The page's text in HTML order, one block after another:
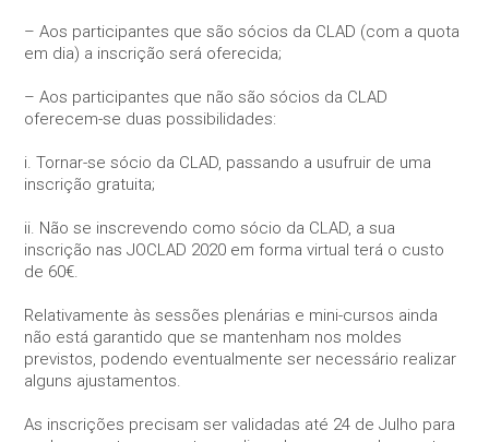
– Aos participantes que são sócios da CLAD (com a quota
em dia) a inscrição será oferecida;
– Aos participantes que não são sócios da CLAD
oferecem-se duas possibilidades:
i. Tornar-se sócio da CLAD, passando a usufruir de uma
inscrição gratuita;
ii. Não se inscrevendo como sócio da CLAD, a sua
inscrição nas JOCLAD 2020 em forma virtual terá o custo
de 60€.
Relativamente às sessões plenárias e mini-cursos ainda
não está garantido que se mantenham nos moldes
previstos, podendo eventualmente ser necessário realizar
alguns ajustamentos.
As inscrições precisam ser validadas até 24 de Julho para
Marketing
your
interests
and
you visit our
site, you
chance of
seeing
personalized
offers.